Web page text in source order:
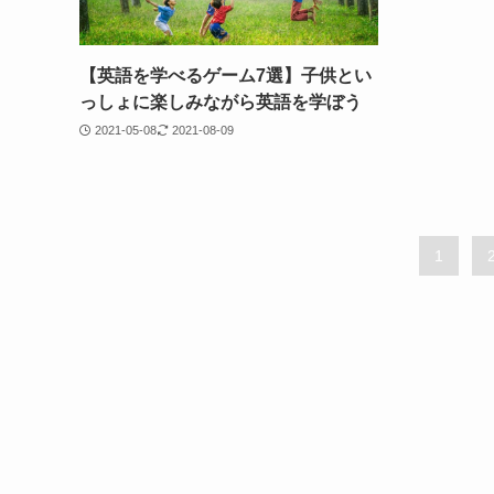
【英語を学べるゲーム7選】子供とい
っしょに楽しみながら英語を学ぼう
2021-05-08 2021-08-09
1 2